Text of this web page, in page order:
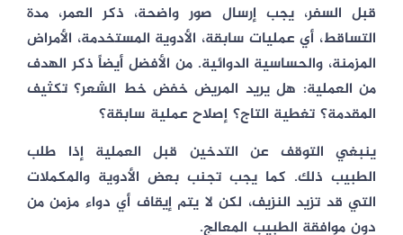
قبل السفر، يجب إرسال صور واضحة، ذكر العمر، مدة
التساقط، أي عمليات سابقة، الأدوية المستخدمة، الأمراض
المزمنة، والحساسية الدوائية. من الأفضل أيضاً ذكر الهدف
من العملية: هل يريد المريض خفض خط الشعر؟ تكثيف
المقدمة؟ تغطية التاج؟ إصلاح عملية سابقة؟
ينبغي التوقف عن التدخين قبل العملية إذا طلب
الطبيب ذلك. كما يجب تجنب بعض الأدوية والمكملات
التي قد تزيد النزيف، لكن لا يتم إيقاف أي دواء مزمن من
دون موافقة الطبيب المعالج.